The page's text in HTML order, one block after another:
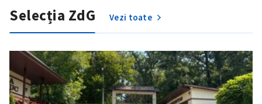
Selecția ZdG Vezi toate